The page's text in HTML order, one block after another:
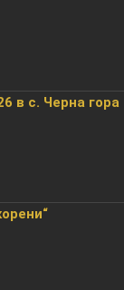
в с. Черна гора